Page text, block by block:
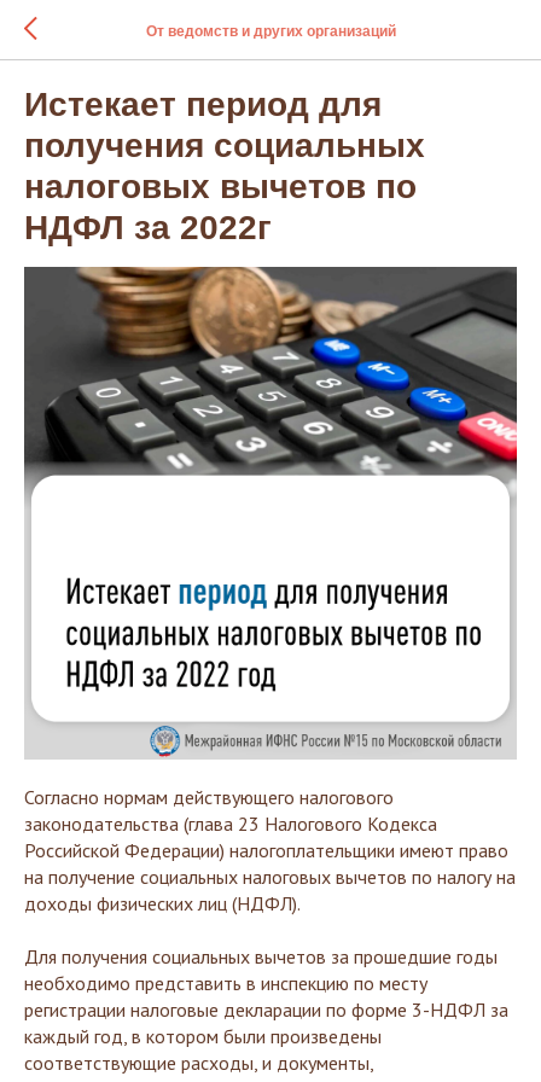
От ведомств и других организаций
Истекает период для
получения социальных
налоговых вычетов по
НДФЛ за 2022г
Согласно нормам действующего налогового
законодательства (глава 23 Налогового Кодекса
Российской Федерации) налогоплательщики имеют право
на получение социальных налоговых вычетов по налогу на
доходы физических лиц (НДФЛ).
Для получения социальных вычетов за прошедшие годы
необходимо представить в инспекцию по месту
регистрации налоговые декларации по форме 3-НДФЛ за
каждый год, в котором были произведены
соответствующие расходы, и документы,